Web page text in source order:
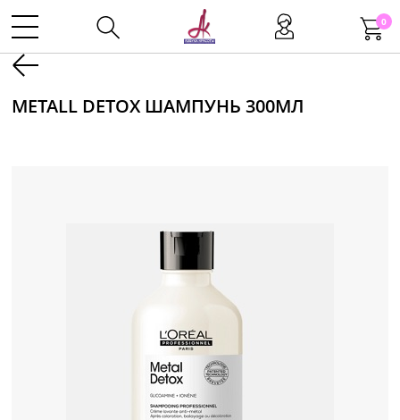
0
Одноразовая продукция
METALL DETOX ШАМПУНЬ 300МЛ